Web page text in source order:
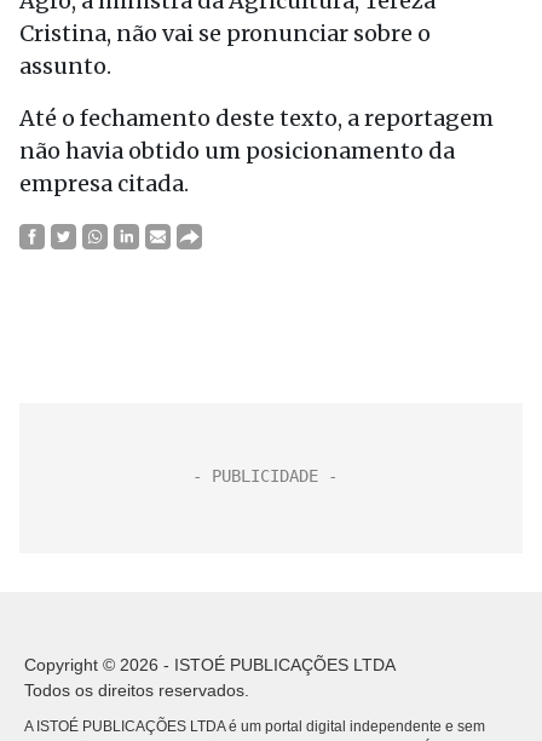
Cristina, não vai se pronunciar sobre o
assunto.
Até o fechamento deste texto, a reportagem
não havia obtido um posicionamento da
empresa citada.
Copyright © 2026 - ISTOÉ PUBLICAÇÕES LTDA
Todos os direitos reservados.
A ISTOÉ PUBLICAÇÕES LTDA é um portal digital independente e sem